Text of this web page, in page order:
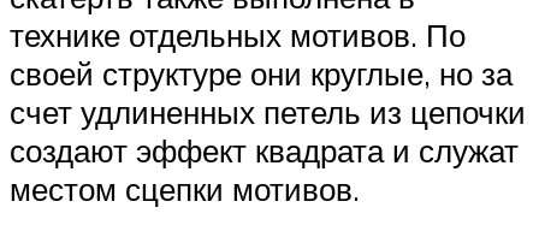
технике отдельных мотивов. По
своей структуре они круглые, но за
счет удлиненных петель из цепочки
создают эффект квадрата и служат
местом сцепки мотивов.